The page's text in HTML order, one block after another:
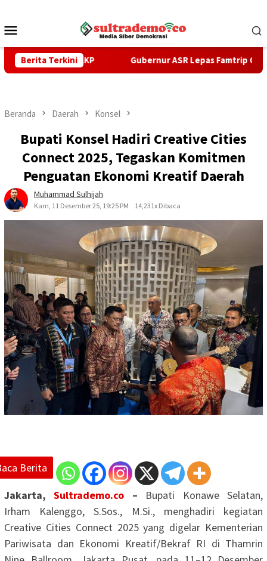
konten
Mobile
Berita Terkini
KKP Gubernur ASR Lepas Famtrip Overland Tiga
Beranda Daerah Konsel
Bupati Konsel Hadiri Creative Cities
Connect 2025, Tegaskan Komitmen
Penguatan Ekonomi Kreatif Daerah
Muhammad Sulhijah
Kam, 11 Desember 25, 19:25 PM 14,231x Dibaca
Berita
Jakarta,Sultrademo.co – Bupati Konawe Selatan,
Irham Kalenggo, S.Sos., M.Si., menghadiri kegiatan
Creative Cities Connect 2025 yang digelar Kementerian
Pariwisata dan Ekonomi Kreatif/Bekraf RI di Thamrin